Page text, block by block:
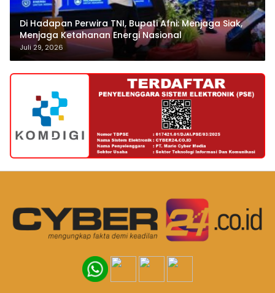
Di Hadapan Perwira TNI, Bupati Afni: Menjaga Siak,
Menjaga Ketahanan Energi Nasional
Juli 29, 2026